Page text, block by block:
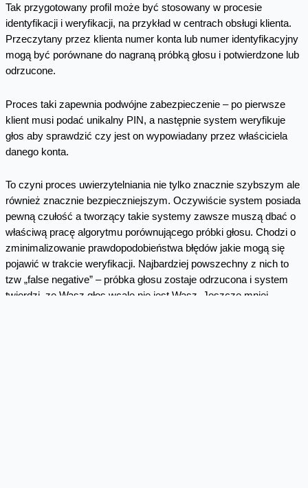
Tak przygotowany profil może być stosowany w procesie
identyfikacji i weryfikacji, na przykład w centrach obsługi klienta.
Przeczytany przez klienta numer konta lub numer identyfikacyjny
mogą być porównane do nagraną próbką głosu i potwierdzone lub
odrzucone.
Proces taki zapewnia podwójne zabezpieczenie – po pierwsze
klient musi podać unikalny PIN, a następnie system weryfikuje
głos aby sprawdzić czy jest on wypowiadany przez właściciela
danego konta.
To czyni proces uwierzytelniania nie tylko znacznie szybszym ale
również znacznie bezpieczniejszym. Oczywiście system posiada
pewną czułość a tworzący takie systemy zawsze muszą dbać o
właściwą pracę algorytmu porównującego próbki głosu. Chodzi o
zminimalizowanie prawdopodobieństwa błędów jakie mogą się
pojawić w trakcie weryfikacji. Najbardziej powszechny z nich to
tzw „false negative” – próbka głosu zostaje odrzucona i system
twierdzi, ze Wasz głos wcale nie jest Wasz. Jeszcze mniej